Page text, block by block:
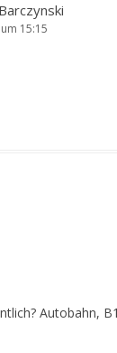
15:15
Autobahn,